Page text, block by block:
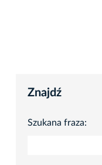
Znajdź
Szukana fraza: